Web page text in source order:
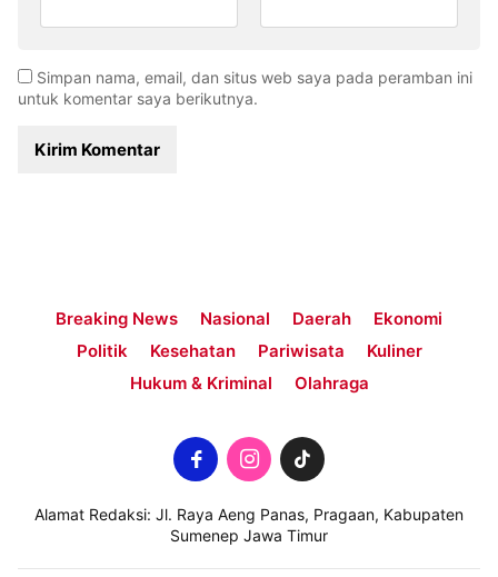
Simpan nama, email, dan situs web saya pada peramban ini
untuk komentar saya berikutnya.
Breaking News Nasional Daerah
Ekonomi
Politik
Kesehatan Pariwisata
Kuliner
Hukum & Kriminal
Olahraga
Alamat Redaksi: Jl. Raya Aeng Panas, Pragaan, Kabupaten
Sumenep Jawa Timur